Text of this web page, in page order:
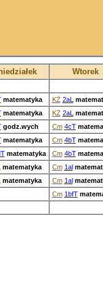
Wtorek
matematyka KŻ 2aL
matematyka KŻ 2aL
godz.wych Cm 4cT
matematyka Cm 4bT
matematyka Cm 4bT
matematyka Cm 1al
matematyka Cm 1al
Cm 1bfT